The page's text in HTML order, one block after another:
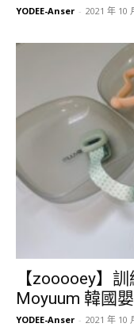
YODEE-Anser - 2021 年 10
【zooooey】
Moyuum 韓國
YODEE-Anser - 2021 年 10